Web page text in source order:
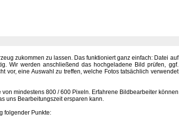
zukommen zu lassen. Das funktioniert ganz einfach: Datei auf
Wir werden anschließend das hochgeladene Bild prüfen, ggf.
vor, eine Auswahl zu treffen, welche Fotos tatsächlich verwendet
mindestens 800 / 600 Pixeln. Erfahrene Bildbearbeiter können
uns Bearbeitungszeit ersparen kann.
folgender Punkte: